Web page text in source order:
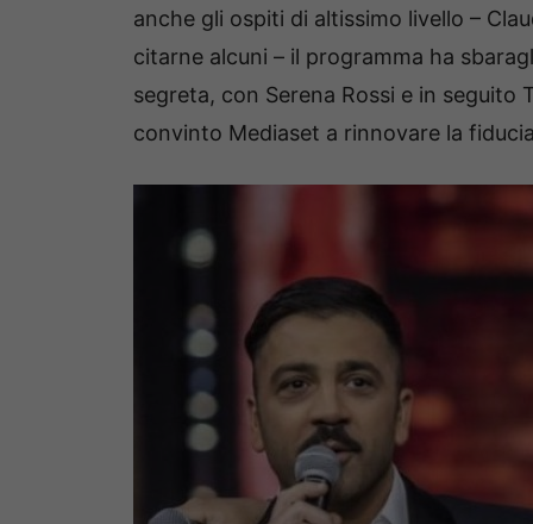
anche gli ospiti di altissimo livello –
citarne alcuni – il programma ha
segreta, con Serena Rossi e in
convinto Mediaset a rinnovare la